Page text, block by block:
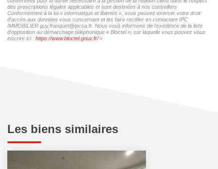
des prescriptions légales applicables et sont destinées à nos conseillers
Conformément à la loi « informatique et libertés », vous pouvez exercer votre droit
d'accès aux données vous concernant et les faire rectifier en contactant IPC
IMMOBILIER guy.franquet@ipcsa.fr. Nous vous informons de l'existence de la liste
d'opposition au démarchage téléphonique « Bloctel », sur laquelle vous pouvez vous
inscrire ici : https://www.bloctel.gouv.fr/»
Les biens similaires